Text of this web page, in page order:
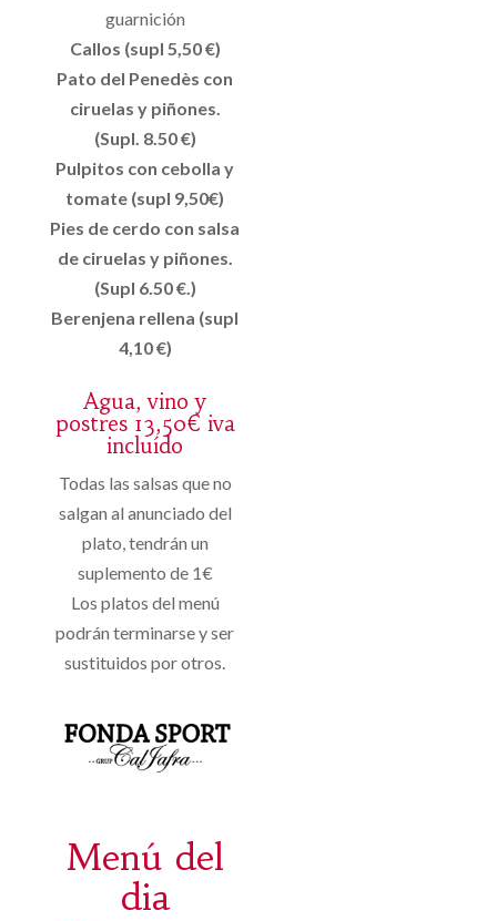
guarnición
Callos (supl 5,50 €)
Pato del Penedès con
ciruelas y piñones.
(Supl. 8.50 €)
Pulpitos con cebolla y
tomate (supl 9,50€)
Pies de cerdo con salsa
de ciruelas y piñones.
(Supl 6.50 €.)
Berenjena rellena (supl
4,10 €)
Agua, vino y
postres 13,50€ iva
incluído
Todas las salsas que no
salgan al anunciado del
plato, tendrán un
suplemento de 1€
Los platos del menú
podrán terminarse y ser
sustituidos por otros.
Menú del
dia